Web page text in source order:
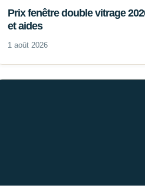
Prix fenêtre double vitrage
et aides
1 août 2026